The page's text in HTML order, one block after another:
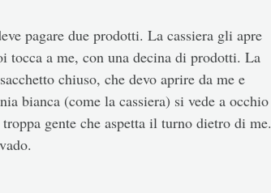
pagare due prodotti. La cassiera gli apre
tocca a me, con una decina di prodotti. La
chiuso, che devo aprire da me e
bianca (come la cassiera) si vede a occhio
gente che aspetta il turno dietro di me.